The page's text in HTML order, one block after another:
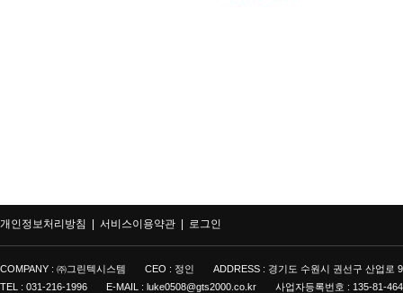
개인정보처리방침 | 서비스이용약관 | 로그인
COMPANY : ㈜그린텍시스템 CEO : 정인
ADDRESS : 경기도 수원시 권선구 산업로
TEL : 031-216-1996
E-MAIL : luke0508@gts2000.co.kr
사업자등록번호 : 135-81-